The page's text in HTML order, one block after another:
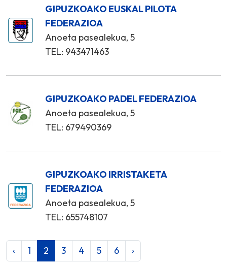
GIPUZKOAKO EUSKAL PILOTA
FEDERAZIOA
Anoeta pasealekua, 5
TEL: 943471463
GIPUZKOAKO PADEL FEDERAZIOA
Anoeta pasealekua, 5
TEL: 679490369
GIPUZKOAKO IRRISTAKETA
FEDERAZIOA
Anoeta pasealekua, 5
TEL: 655748107
‹ 1 2 3 4 5 6 ›